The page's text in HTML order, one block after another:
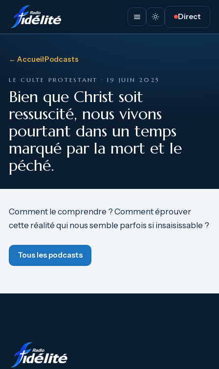
Direct
← Accueil·Podcasts
LE CULTE PROTESTANT · 19 JUIN 2025
Bien que Christ soit
ressuscité, nous vivons
pourtant dans un temps
marqué par la mort et le
péché.
Comment le comprendre ? Comment éprouver
cette réalité qui nous semble parfois si insaisissable ?
Tous les podcasts